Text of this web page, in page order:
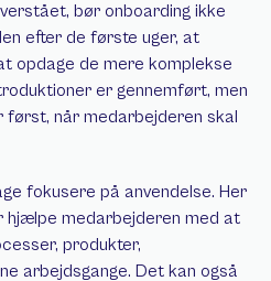
bør onboarding ikke
efter de første uger, at
opdage de mere komplekse
er gennemført, men
først, når medarbejderen skal
fokusere på anvendelse. Her
hjælpe medarbejderen med at
produkter,
arbejdsgange. Det kan også